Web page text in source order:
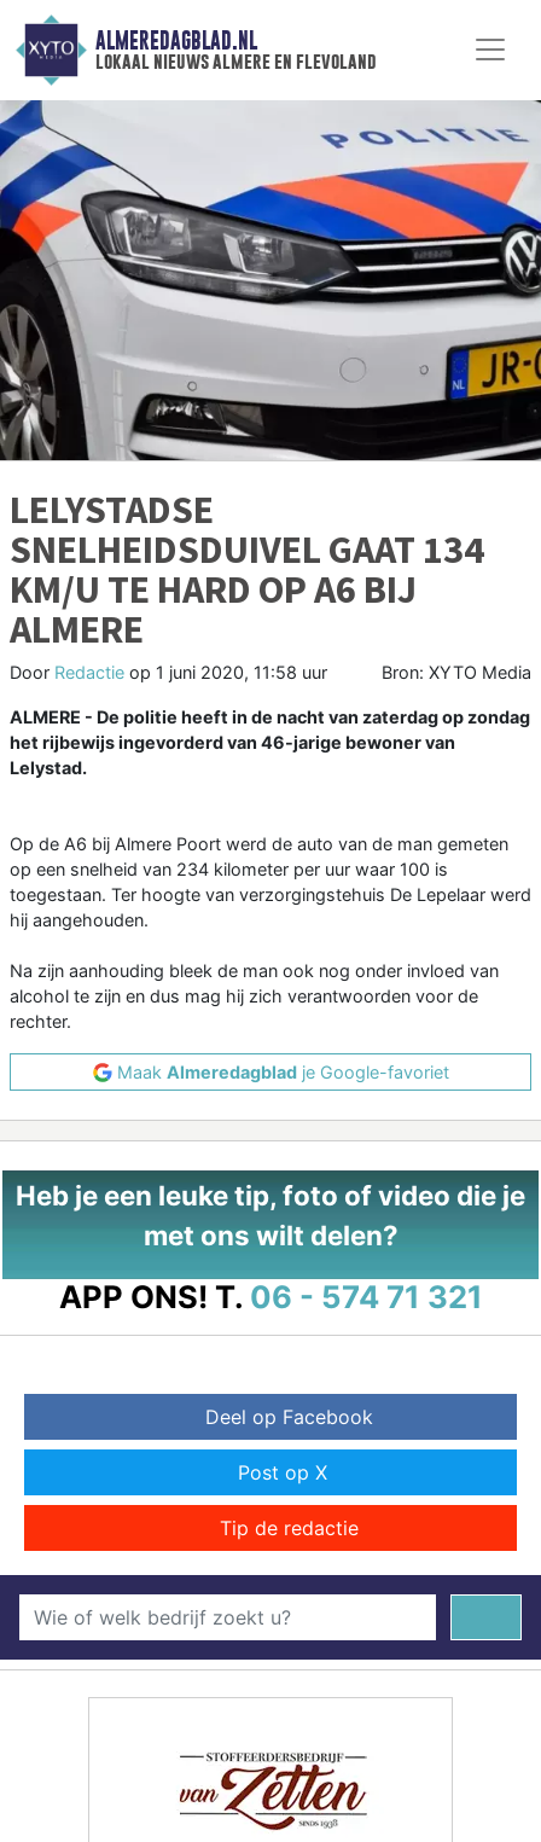
ALMEREDAGBLAD.NL
lokaal nieuws almere en flevoland
LELYSTADSE
SNELHEIDSDUIVEL GAAT 134
KM/U TE HARD OP A6 BIJ
ALMERE
Door Redactie op 1 juni 2020, 11:58 uur Bron: XYTO Media
ALMERE - De politie heeft in de nacht van zaterdag op zondag
het rijbewijs ingevorderd van 46-jarige bewoner van
Lelystad.
Op de A6 bij Almere Poort werd de auto van de man gemeten
op een snelheid van 234 kilometer per uur waar 100 is
toegestaan. Ter hoogte van verzorgingstehuis De Lepelaar werd
hij aangehouden.
Na zijn aanhouding bleek de man ook nog onder invloed van
alcohol te zijn en dus mag hij zich verantwoorden voor de
rechter.
Maak Almeredagbladje Google-favoriet
Heb je een leuke tip, foto of video die je
met ons wilt delen?
APP ONS! T. 06 - 574 71 321
Deel op Facebook
Post op X
Tip de redactie